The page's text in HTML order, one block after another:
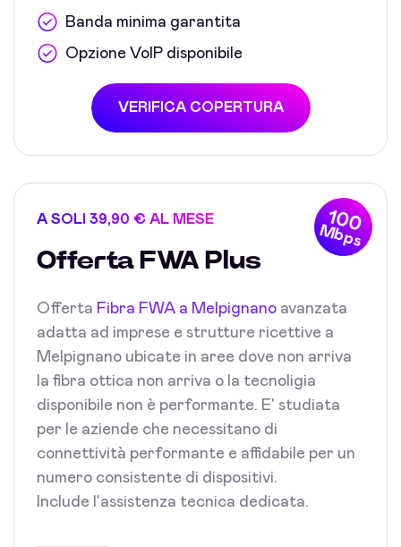
Banda minima garantita
Opzione VoIP disponibile
VERIFICA COPERTURA
100
Mbps
A SOLI 39,90 € AL MESE
Offerta FWA Plus
Offerta Fibra FWA a Melpignano avanzata
adatta ad imprese e strutture ricettive a
Melpignano ubicate in aree dove non arriva
la fibra ottica non arriva o la tecnoligia
disponibile non è performante. E' studiata
per le aziende che necessitano di
connettività performante e affidabile per un
numero consistente di dispositivi.
Include l'assistenza tecnica dedicata.